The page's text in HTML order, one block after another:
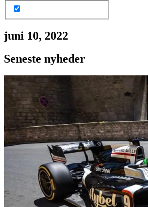
juni 10, 2022
Seneste nyheder